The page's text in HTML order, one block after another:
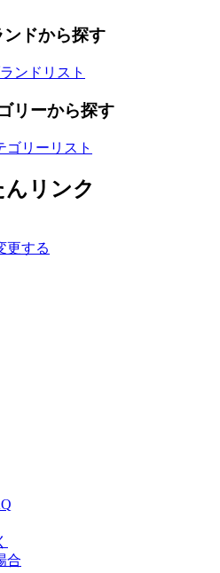
ドから探す
ンドリスト
リーから探す
ゴリーリスト
リンク
更する
合